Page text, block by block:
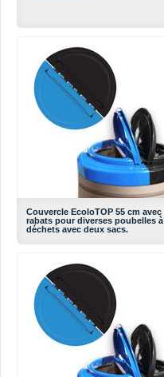
Couvercle EcoloTOP 55 cm avec
rabats pour diverses poubelles à
déchets avec deux sacs.